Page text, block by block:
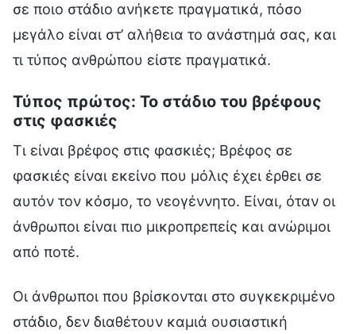
σε ποιο στάδιο ανήκετε πραγματικά, πόσο
μεγάλο είναι στ’ αλήθεια το ανάστημά σας, και
τι τύπος ανθρώπου είστε πραγματικά.
Τύπος πρώτος: Το στάδιο του βρέφους
στις φασκιές
Τι είναι βρέφος στις φασκιές; Βρέφος σε
φασκιές είναι εκείνο που μόλις έχει έρθει σε
αυτόν τον κόσμο, το νεογέννητο. Είναι, όταν οι
άνθρωποι είναι πιο μικροπρεπείς και ανώριμοι
από ποτέ.
Οι άνθρωποι που βρίσκονται στο συγκεκριμένο
στάδιο, δεν διαθέτουν καμιά ουσιαστική